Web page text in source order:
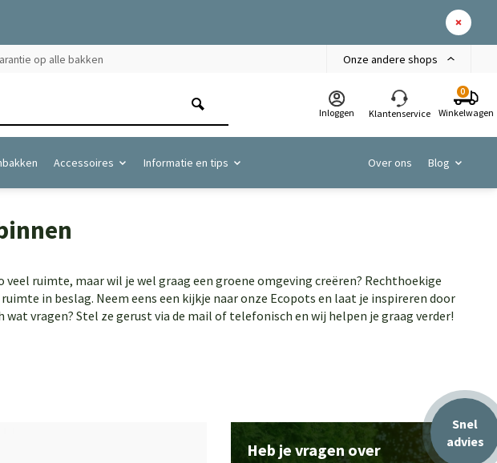
op alle bakken Onze andere shops
Inloggen Klantenservice
0
Winkelwagen
Accessoires Informatie en tips Over ons Blog
ruimte, maar wil je wel graag een groene omgeving creëren? Rechthoekige
in beslag. Neem eens een kijkje naar onze Ecopots en laat je inspireren door
vragen? Stel ze gerust via de mail of telefonisch en wij helpen je graag verder!
Snel
advies
Heb je vragen over